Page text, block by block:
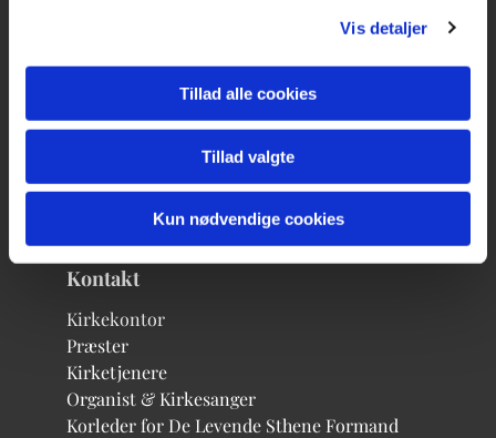
Vis detaljer
Tillad alle cookies
Tillad valgte
Kun nødvendige cookies
3000 Helsingør
49 22 29 51
Kontakt
Kirkekontor
Præster
Kirketjenere
Organist & Kirkesanger
Korleder for De Levende Sthene Formand